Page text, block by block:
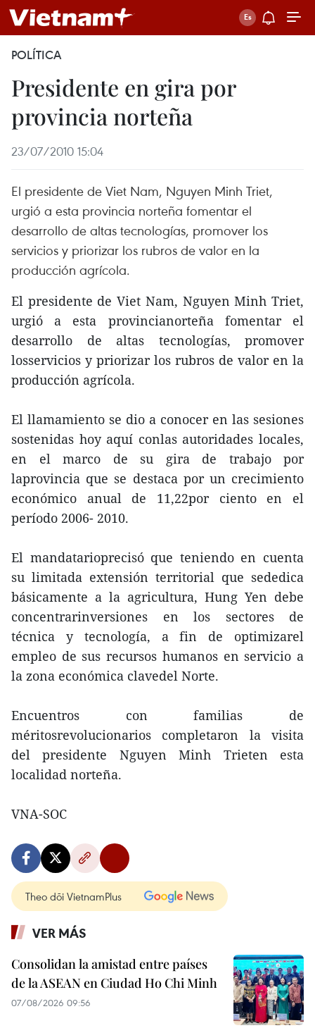
POLÍTICA
Presidente en gira por
provincia norteña
23/07/2010 15:04
El presidente de Viet Nam, Nguyen Minh Triet,
urgió a esta provincia norteña fomentar el
desarrollo de altas tecnologías, promover los
servicios y priorizar los rubros de valor en la
producción agrícola.
El presidente de Viet Nam, Nguyen Minh Triet,
urgió a esta provincianorteña fomentar el
desarrollo de altas tecnologías, promover
losservicios y priorizar los rubros de valor en la
producción agrícola.
El llamamiento se dio a conocer en las sesiones
sostenidas hoy aquí conlas autoridades locales,
en el marco de su gira de trabajo por
laprovincia que se destaca por un crecimiento
económico anual de 11,22por ciento en el
período 2006- 2010.
El mandatarioprecisó que teniendo en cuenta
su limitada extensión territorial que sededica
básicamente a la agricultura, Hung Yen debe
concentrarinversiones en los sectores de
técnica y tecnología, a fin de optimizarel
empleo de sus recursos humanos en servicio a
la zona económica clavedel Norte.
Encuentros con familias de
méritosrevolucionarios completaron la visita
del presidente Nguyen Minh Trieten esta
localidad norteña.
VNA-SOC
Theo dõi VietnamPlus
VER MÁS
Consolidan la amistad entre países
de la ASEAN en Ciudad Ho Chi Minh
07/08/2026 09:56